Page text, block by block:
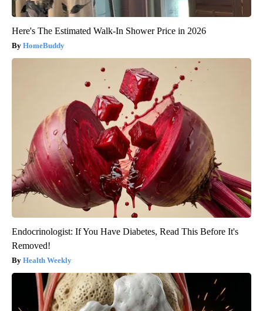
Here's The Estimated Walk-In Shower Price in 2026
HomeBuddy
Endocrinologist: If You Have Diabetes, Read This Before It's
Removed!
Health Weekly